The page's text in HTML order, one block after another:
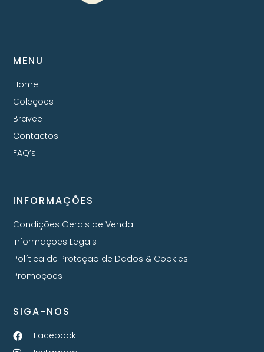
MENU
Home
Coleções
Bravee
Contactos
FAQ’s
INFORMAÇÕES
Condições Gerais de Venda
Informações Legais
Política de Proteção de Dados & Cookies
Promoções
SIGA-NOS
Facebook